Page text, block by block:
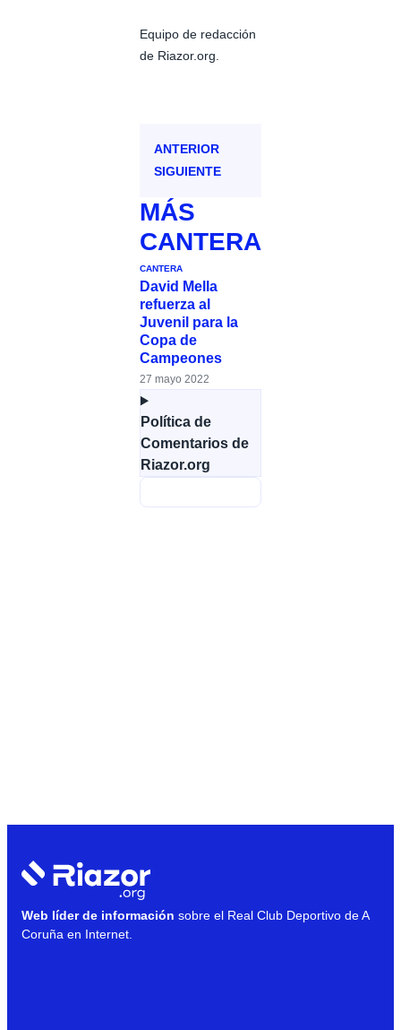
Equipo de redacción
de Riazor.org.
ANTERIOR
SIGUIENTE
MÁS
CANTERA
CANTERA
David Mella
refuerza al
Juvenil para la
Copa de
Campeones
27 mayo 2022
Política de
Comentarios de
Riazor.org
Web líder de información sobre el Real Club Deportivo de A
Coruña en Internet.